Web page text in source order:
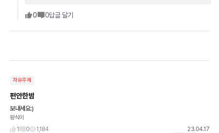
0 0답글 달기
자유주제
편안한밤
보내세요:)
왕식이
1
0 1,184 23.04.17